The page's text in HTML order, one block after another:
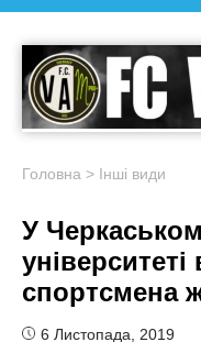
Головна > Інші види
У
спортсмена
6 Листопада, 2019